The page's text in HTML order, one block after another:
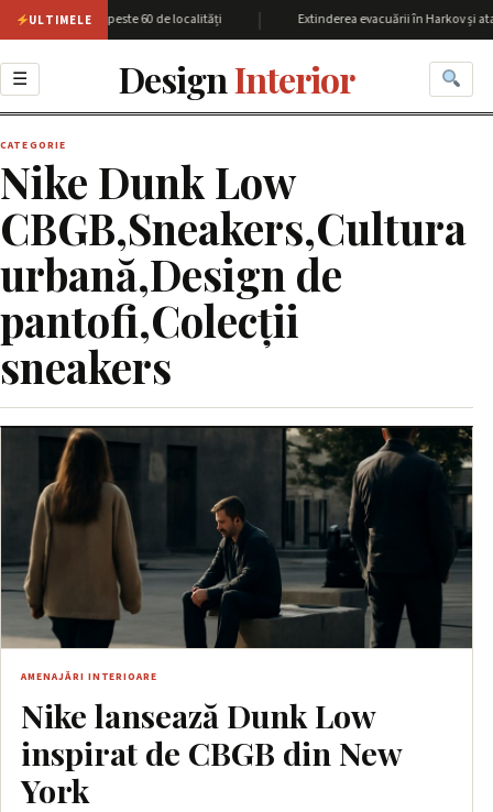
ULTIMELE
Harkov cu peste 60 de localități Extinderea evacuării în Harkov și
☰ DesignInterior
CATEGORIE
Nike Dunk Low
CBGB,Sneakers,Cultura
urbană,Design de
pantofi,Colecții
sneakers
AMENAJĂRI INTERIOARE
Nike lansează Dunk Low
inspirat de CBGB din New
York